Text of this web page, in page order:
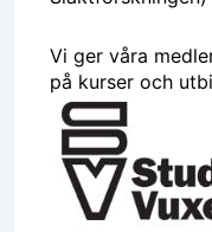
Vi ger våra
på kurser och